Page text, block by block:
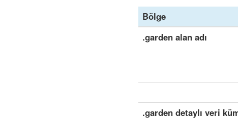
Bölge
.garden alan adı
.garden detaylı veri